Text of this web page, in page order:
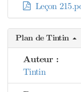
Leçon
Plan de Tintin
Auteur :
Tintin